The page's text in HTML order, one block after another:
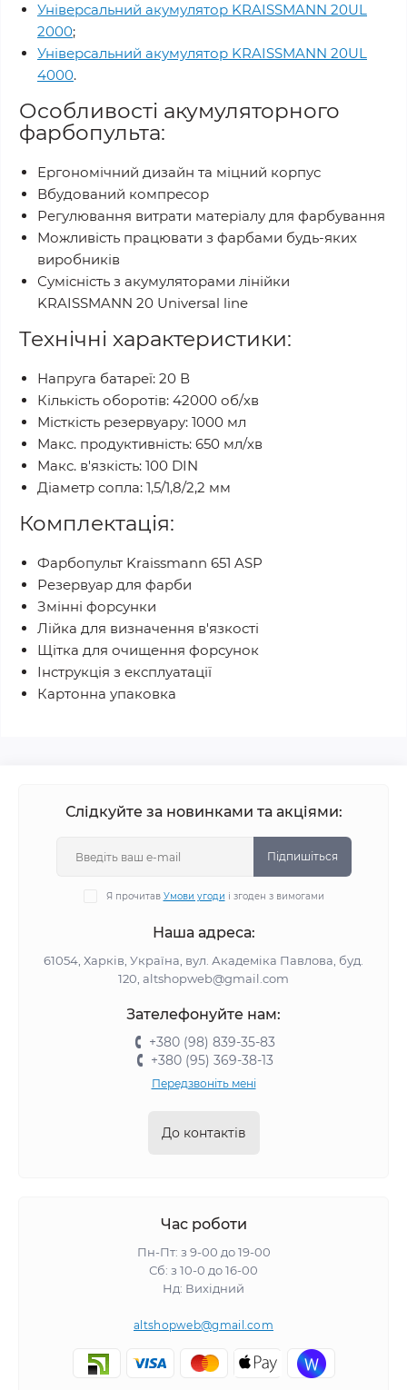
Універсальний акумулятор KRAISSMANN 20UL
2000;
Універсальний акумулятор KRAISSMANN 20UL
4000.
Особливості акумуляторного
фарбопульта:
Ергономічний дизайн та міцний корпус
Вбудований компресор
Регулювання витрати матеріалу для фарбування
Можливість працювати з фарбами будь-яких
виробників
Сумісність з акумуляторами лінійки
KRAISSMANN 20 Universal line
Технічні характеристики:
Напруга батареї: 20 В
Кількість оборотів: 42000 об/хв
Місткість резервуару: 1000 мл
Макс. продуктивність: 650 мл/хв
Макс. в'язкість: 100 DIN
Діаметр сопла: 1,5/1,8/2,2 мм
Комплектація:
Фарбопульт Kraissmann 651 ASP
Резервуар для фарби
Змінні форсунки
Лійка для визначення в'язкості
Щітка для очищення форсунок
Інструкція з експлуатації
Картонна упаковка
Слідкуйте за новинками та акціями:
Підпишіться
Я прочитав Умови угоди і згоден з вимогами
Наша адреса:
61054, Харків, Україна, вул. Академіка Павлова, буд.
120, altshopweb@gmail.com
Зателефонуйте нам:
+380 (98) 839-35-83
+380 (95) 369-38-13
Передзвоніть мені
До контактів
Час роботи
Пн-Пт: з 9-00 до 19-00
Сб: з 10-0 до 16-00
Нд: Вихідний
altshopweb@gmail.com